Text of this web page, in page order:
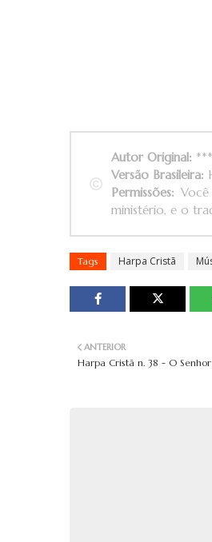
Autor Original: ***
Versão Brasileira:
Permissões:
ministério, e o
Tags Harpa Cristã
ANTERIOR
Harpa Cristã n. 38 - O